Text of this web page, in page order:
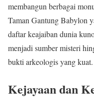
membangun berbagai
Taman Gantung Babylon
daftar keajaiban dunia
menjadi sumber misteri
bukti arkeologis yang kuat.
Kejayaan dan